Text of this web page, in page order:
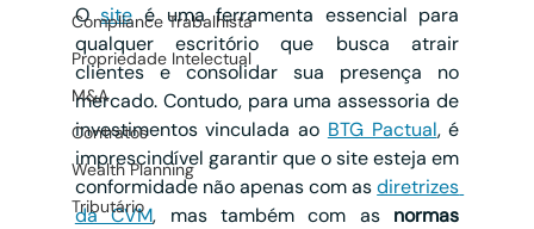
Compliance Trabalhista
Propriedade Intelectual
M&A
Contratos
Wealth Planning
Tributário
O site é uma ferramenta essencial para
qualquer escritório que busca atrair
clientes e consolidar sua presença no
mercado. Contudo, para uma assessoria de
investimentos vinculada ao BTG Pactual, é
imprescindível garantir que o site esteja em
conformidade não apenas com as diretrizes
da CVM, mas também com as normas